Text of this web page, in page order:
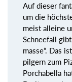
Auf dieser
um die
meist alleine
Schneefall
masse“. Das
pilgern zum
Porchabella